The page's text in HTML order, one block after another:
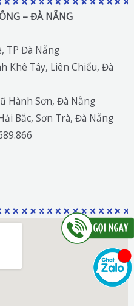
– ĐÀ NẴNG
TP Đà Nẵng
Khê Tây, Liên Chiểu, Đà
Hành Sơn, Đà Nẵng
Bắc, Sơn Trà, Đà Nẵng